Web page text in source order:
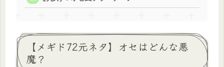
【メギド72元ネタ】オセはどんな悪
魔？